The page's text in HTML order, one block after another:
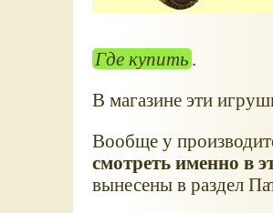
Где купить.
В магазине эти
Вообще у
смотреть именно в
вынесены в раздел